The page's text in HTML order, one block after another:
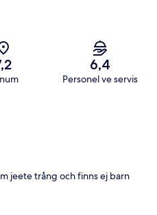
6,4
Personel ve servis
jeete trång och finns ej barn